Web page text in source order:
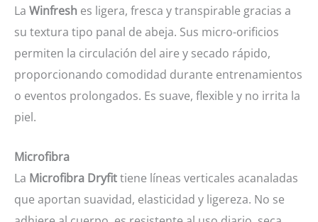
La Winfresh es ligera, fresca y transpirable gracias a
su textura tipo panal de abeja. Sus micro-orificios
permiten la circulación del aire y secado rápido,
proporcionando comodidad durante entrenamientos
o eventos prolongados. Es suave, flexible y no irrita la
piel.
Microfibra
La Microfibra Dryfittiene líneas verticales acanaladas
que aportan suavidad, elasticidad y ligereza. No se